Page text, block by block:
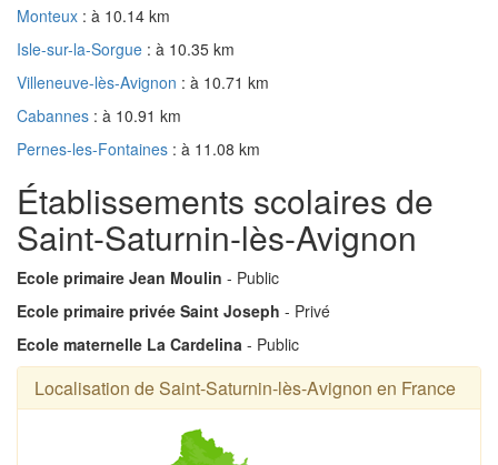
Monteux : à 10.14 km
Isle-sur-la-Sorgue : à 10.35 km
Villeneuve-lès-Avignon : à 10.71 km
Cabannes : à 10.91 km
Pernes-les-Fontaines : à 11.08 km
Établissements scolaires de
Saint-Saturnin-lès-Avignon
Ecole primaire Jean Moulin - Public
Ecole primaire privée Saint Joseph - Privé
Ecole maternelle La Cardelina - Public
Localisation de Saint-Saturnin-lès-Avignon en France